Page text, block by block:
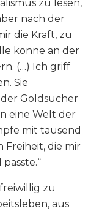
zu lesen,
nach der
die Kraft, zu
könne an der
(…) Ich griff
Sie
Goldsucher
eine Welt der
mit tausend
Freiheit, die mir
zu
aus